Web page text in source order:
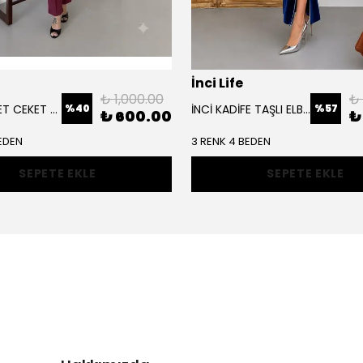
SCUBA SÜET CEKET TAKIM %40 ₺ 1,000.00
₺ 600.00
SEPETE EKLE
İnci Life
İNCİ KADİFE TAŞLI ELBİSE %57 ₺
₺
3 RENK 4 BEDEN
SEPETE EKLE